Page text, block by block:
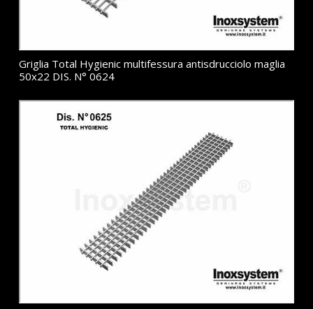
Griglia Total Hygienic multifessura antisdrucciolo maglia
50x22 DIS. N° 0624